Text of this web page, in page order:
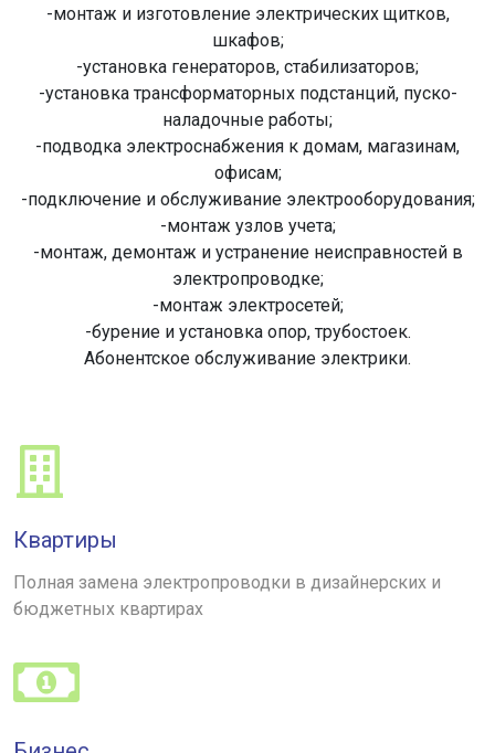
-монтаж и изготовление электрических щитков,
шкафов;
-установка генераторов, стабилизаторов;
-установка трансформаторных подстанций, пуско-
наладочные работы;
-подводка электроснабжения к домам, магазинам,
офисам;
-подключение и обслуживание электрооборудования;
-монтаж узлов учета;
-монтаж, демонтаж и устранение неисправностей в
электропроводке;
-монтаж электросетей;
-бурение и установка опор, трубостоек.
Абонентское обслуживание электрики.
Квартиры
Полная замена электропроводки в дизайнерских и
бюджетных квартирах